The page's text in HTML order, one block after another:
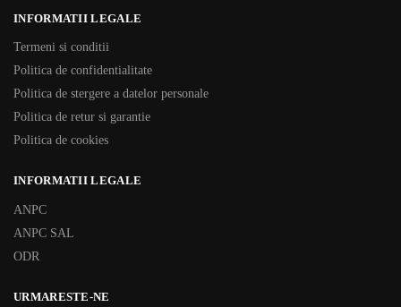
INFORMATII LEGALE
Termeni si conditii
Politica de confidentialitate
Politica de stergere a datelor personale
Politica de retur si garantie
Politica de cookies
INFORMATII LEGALE
ANPC
ANPC SAL
ODR
URMARESTE-NE